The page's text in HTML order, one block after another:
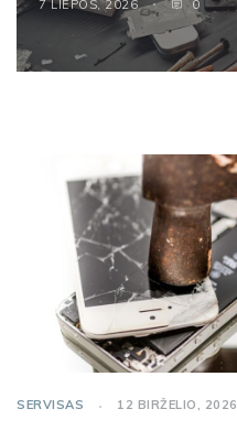
7 LIEPOS, 2026 0
SERVISAS 12 BIRŽELIO, 2026